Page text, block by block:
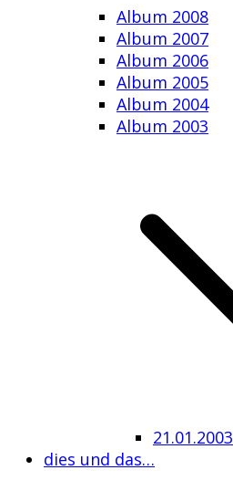
Album 2008
Album 2007
Album 2006
Album 2005
Album 2004
Album 2003
21.01.2003
dies und das…